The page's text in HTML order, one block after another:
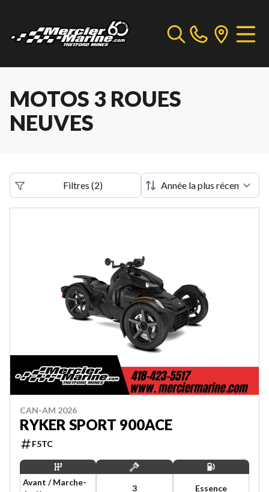
MOTOS 3 ROUES
NEUVES
Filtres (2)
CAN-AM 2026
RYKER SPORT 900ACE
F5TC
Avant / Marche-
3 Essence